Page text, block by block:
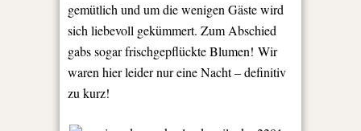
gemütlich und um die wenigen Gäste wird
sich liebevoll gekümmert. Zum Abschied
gabs sogar frischgepflückte Blumen! Wir
waren hier leider nur eine Nacht – definitiv
zu kurz!